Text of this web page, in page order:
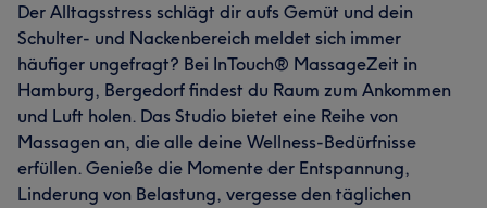
Der Alltagsstress schlägt dir aufs Gemüt und dein
Schulter- und Nackenbereich meldet sich immer
häufiger ungefragt? Bei InTouch® MassageZeit in
Hamburg, Bergedorf findest du Raum zum Ankommen
und Luft holen. Das Studio bietet eine Reihe von
Massagen an, die alle deine Wellness-Bedürfnisse
erfüllen. Genieße die Momente der Entspannung,
Linderung von Belastung, vergesse den täglichen